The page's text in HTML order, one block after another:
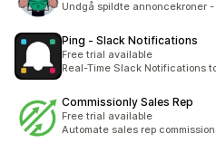
Undgå spildte annoncekroner
Ping ‑ Slack Notifications
Free trial available
Real-Time Slack Notifications
Commissionly Sales Rep
Free trial available
Automate sales rep